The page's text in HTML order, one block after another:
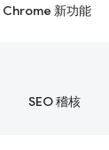
Chrome 新功能
SEO 稽核